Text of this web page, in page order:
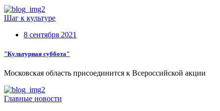
Шаг к культуре
8 сентября 2021
"Культурная суббота"
Московская область присоединится к Всероссийской акции
Главные новости